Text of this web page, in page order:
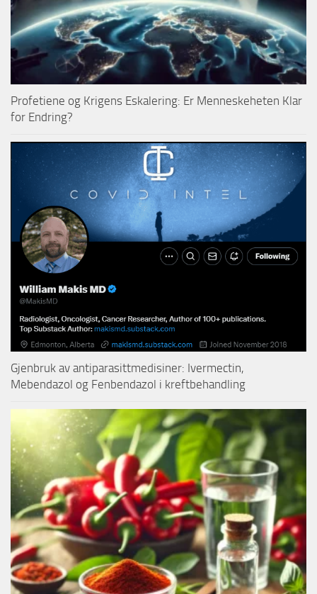
Profetiene og Krigens Eskalering: Er Menneskeheten Klar
for Endring?
Gjenbruk av antiparasittmedisiner: Ivermectin,
Mebendazol og Fenbendazol i kreftbehandling